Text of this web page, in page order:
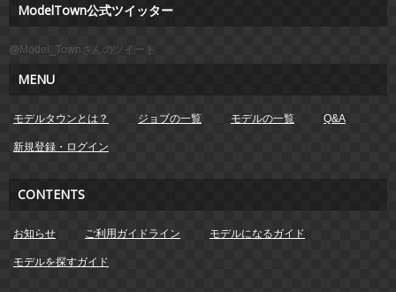
ModelTown公式ツイッター
@Model_Townさんのツイート
MENU
モデルタウンとは？ ジョブの一覧 モデルの一覧 Q&A
新規登録・ログイン
CONTENTS
お知らせ ご利用ガイドライン モデルになるガイド
モデルを探すガイド